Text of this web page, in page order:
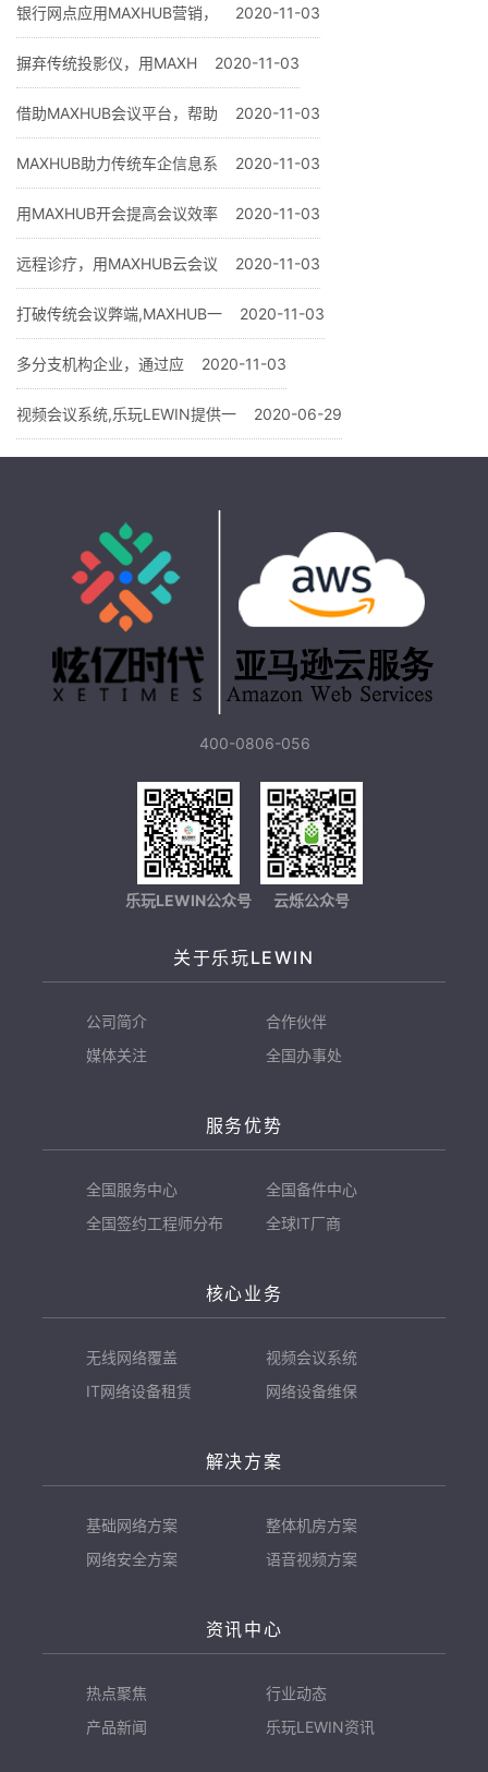
银行网点应用MAXHUB营销， 2020-11-03
摒弃传统投影仪，用MAXH 2020-11-03
借助MAXHUB会议平台，帮助 2020-11-03
MAXHUB助力传统车企信息系 2020-11-03
用MAXHUB开会提高会议效率 2020-11-03
远程诊疗，用MAXHUB云会议 2020-11-03
打破传统会议弊端,MAXHUB一 2020-11-03
多分支机构企业，通过应 2020-11-03
视频会议系统,乐玩LEWIN提供一 2020-06-29
400-0806-056
乐玩LEWIN公众号 云烁公众号
关于乐玩LEWIN
公司简介
合作伙伴
媒体关注
全国办事处
服务优势
全国服务中心
全国备件中心
全国签约工程师分布
全球IT厂商
核心业务
无线网络覆盖
视频会议系统
IT网络设备租赁
网络设备维保
解决方案
基础网络方案
整体机房方案
网络安全方案
语音视频方案
资讯中心
热点聚焦
行业动态
产品新闻
乐玩LEWIN资讯